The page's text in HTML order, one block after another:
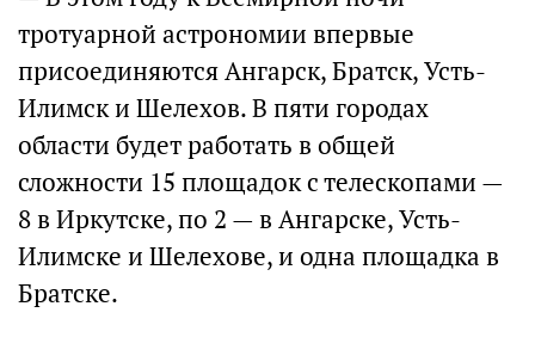
тротуарной астрономии впервые
присоединяются Ангарск, Братск, Усть-
Илимск и Шелехов. В пяти городах
области будет работать в общей
сложности 15 площадок с телескопами —
8 в Иркутске, по 2 — в Ангарске, Усть-
Илимске и Шелехове, и одна площадка в
Братске.